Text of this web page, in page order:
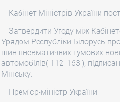
Кабінет Міністрів України
Затвердити Угоду між
Урядом Республіки Білорусь
шин пневматичних гумових
автомобілів( 112_163 ),
Мінську.
Прем'єр-міністр України